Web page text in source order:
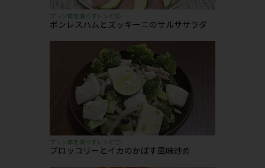
プリン体を減らすレシピ⑥
ボンレスハムとズッキーニのサルササラダ
プリン体を減らすレシピ⑦
ブロッコリーとイカのかぼす風味炒め